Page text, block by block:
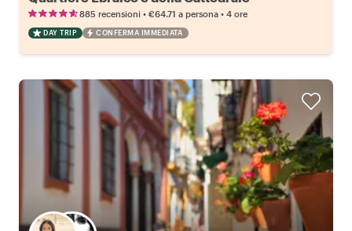
885 recensioni • €64.71 a persona • 4 ore
DAY TRIP CONFERMA IMMEDIATA